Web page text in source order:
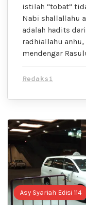
istilah “tobat”
Nabi shallallahu
adalah hadits
radhiallahu anhu,
mendengar
Redaksi
Asy Syariah Edisi 114